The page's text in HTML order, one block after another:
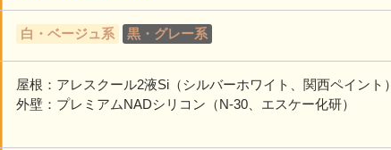
白・ベージュ系 黒・グレー系
屋根：アレスクール2液Si（シルバーホワイト、関西ペイント）
外壁：プレミアムNADシリコン（N-30、エスケー化研）